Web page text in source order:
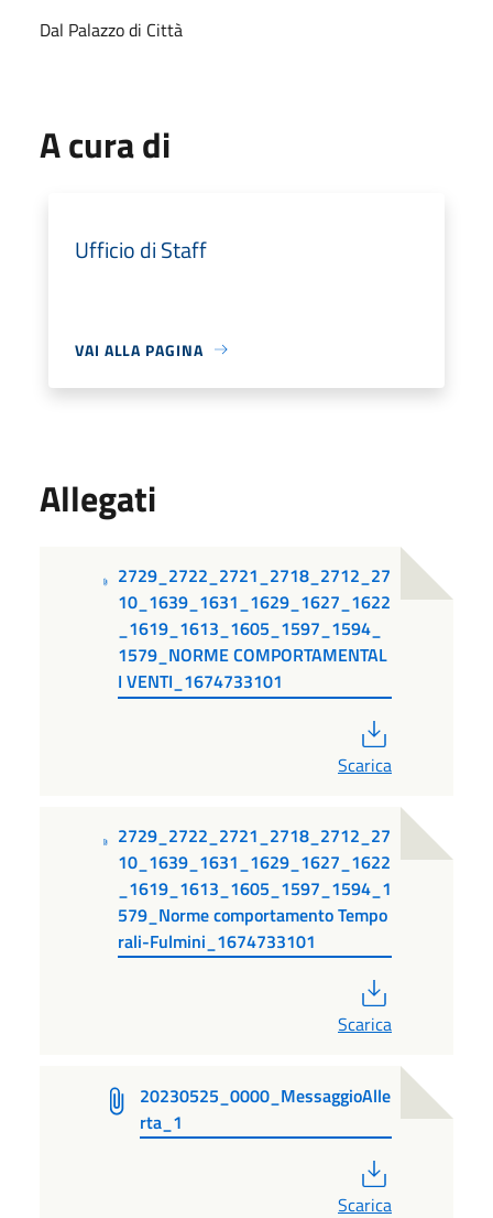
Dal Palazzo di Città
A cura di
Ufficio di Staff
VAI ALLA PAGINA
Allegati
2729_2722_2721_2718_2712_27
10_1639_1631_1629_1627_1622
_1619_1613_1605_1597_1594_
1579_NORME COMPORTAMENTAL
I VENTI_1674733101
Scarica
2729_2722_2721_2718_2712_27
10_1639_1631_1629_1627_1622
_1619_1613_1605_1597_1594_1
579_Norme comportamento Tempo
rali-Fulmini_1674733101
Scarica
20230525_0000_MessaggioAlle
rta_1
Scarica